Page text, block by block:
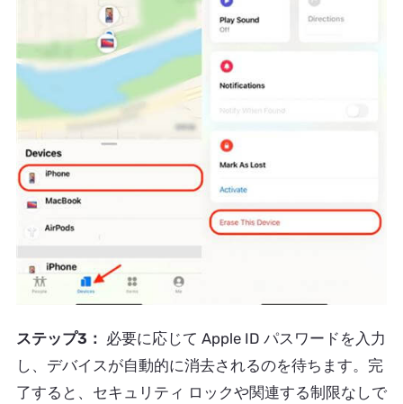
ステップ3： 必要に応じて Apple ID パスワードを入力
し、デバイスが自動的に消去されるのを待ちます。完
了すると、セキュリティ ロックや関連する制限なしで